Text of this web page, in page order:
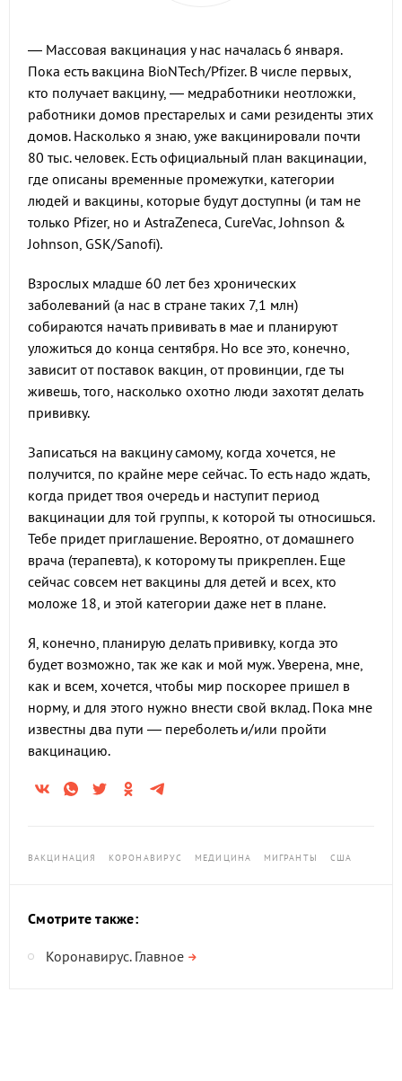
— Массовая вакцинация у нас началась 6 января.
Пока есть вакцина BioNTech/Pfizer. В числе первых,
кто получает вакцину, — медработники неотложки,
работники домов престарелых и сами резиденты этих
домов. Насколько я знаю, уже вакцинировали почти
80 тыс. человек. Есть официальный план вакцинации,
где описаны временные промежутки, категории
людей и вакцины, которые будут доступны (и там не
только Pfizer, но и AstraZeneca, CureVac, Johnson &
Johnson, GSK/Sanofi).
Взрослых младше 60 лет без хронических
заболеваний (а нас в стране таких 7,1 млн)
собираются начать прививать в мае и планируют
уложиться до конца сентября. Но все это, конечно,
зависит от поставок вакцин, от провинции, где ты
живешь, того, насколько охотно люди захотят делать
прививку.
Записаться на вакцину самому, когда хочется, не
получится, по крайне мере сейчас. То есть надо ждать,
когда придет твоя очередь и наступит период
вакцинации для той группы, к которой ты относишься.
Тебе придет приглашение. Вероятно, от домашнего
врача (терапевта), к которому ты прикреплен. Еще
сейчас совсем нет вакцины для детей и всех, кто
моложе 18, и этой категории даже нет в плане.
Я, конечно, планирую делать прививку, когда это
будет возможно, так же как и мой муж. Уверена, мне,
как и всем, хочется, чтобы мир поскорее пришел в
норму, и для этого нужно внести свой вклад. Пока мне
известны два пути — переболеть и/или пройти
вакцинацию.
ВАКЦИНАЦИЯ КОРОНАВИРУС МЕДИЦИНА МИГРАНТЫ США
Смотрите также:
Коронавирус. Главное